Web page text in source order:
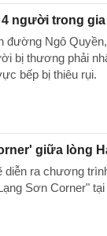
4 người trong
đường Ngô
bị thương phải
bếp bị thiêu rụi.
giữa lòng
diễn ra chương
Sơn Corner" tại